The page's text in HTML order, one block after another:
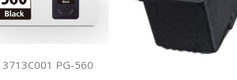
3713C001 PG-560